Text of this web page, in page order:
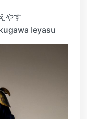
やす
Ieyasu